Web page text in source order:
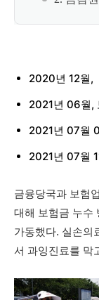
2020년 12월,
2021년 06월,
2021년 07월
2021년 07월
금융당국과 보험
대해 보험금 누수
가동했다. 실손의
서 과잉진료를 막